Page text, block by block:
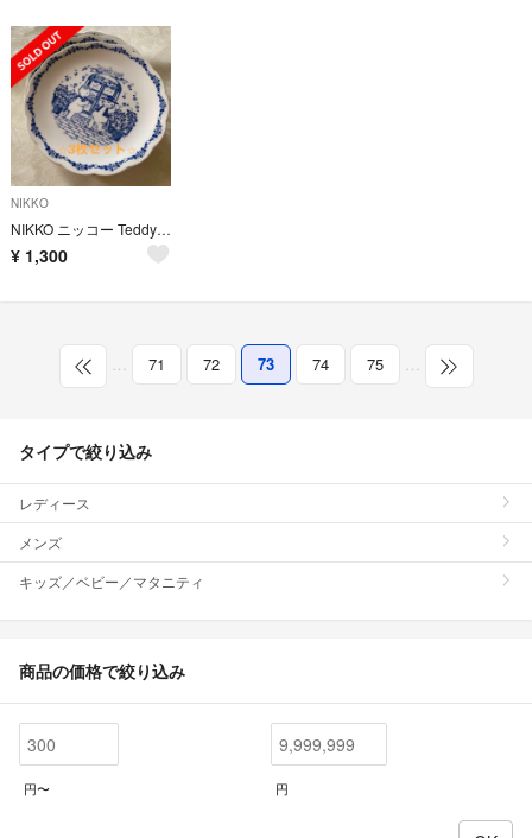
NIKKO
NIKKO ニッコー Teddy's ケーキ皿 3枚セット
¥ 1,300
… 71 72 73 74 75 …
タイプで絞り込み
レディース
メンズ
キッズ／ベビー／マタニティ
商品の価格で絞り込み
円〜 円